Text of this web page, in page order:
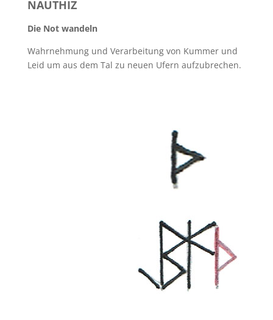
NAUTHIZ
Die Not wandeln
Wahrnehmung und Verarbeitung von Kummer und
Leid um aus dem Tal zu neuen Ufern aufzubrechen.